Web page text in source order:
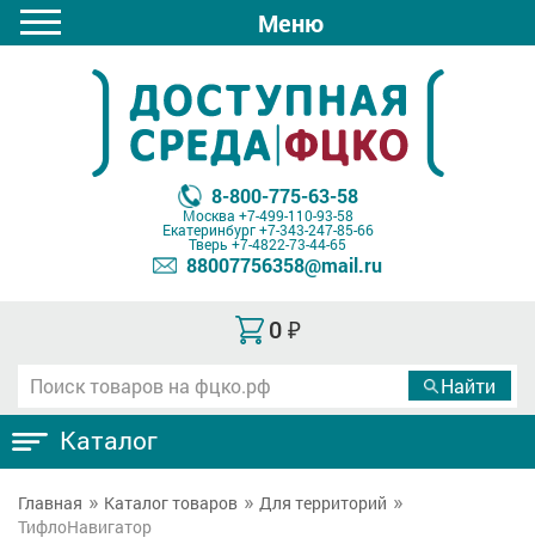
Меню
8-800-775-63-58
Москва +7-499-110-93-58
Екатеринбург+7-343-247-85-66
Тверь +7-4822-73-44-65
88007756358@mail.ru
0 ₽
Каталог
Главная Каталог товаров
Для территорий
ТифлоНавигатор